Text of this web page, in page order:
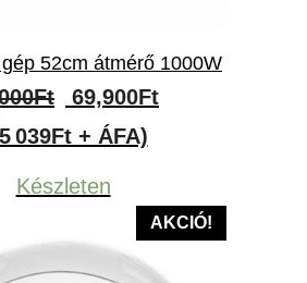
52cm átmérő 1000W
Ft
Original
price
was:
88,000Ft.
69,900FtCurrent
69,900Ft.
039Ft + ÁFA)
Készleten
AKCIÓ!